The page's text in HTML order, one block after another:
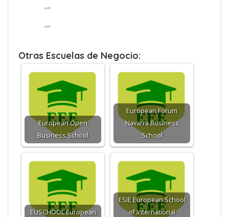
“”
“”
Otras Escuelas de Negocio:
European Open
Business School
European Forum
Navarra Business
School
EUSCHOOL European
ESIE European School
of International